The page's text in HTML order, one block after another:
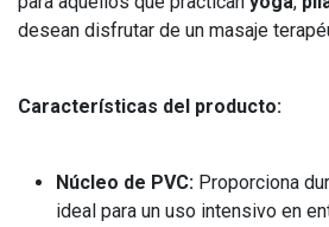
desean disfrutar de un masaje
Características del producto:
Núcleo de PVC: Proporciona
ideal para un uso intensivo en